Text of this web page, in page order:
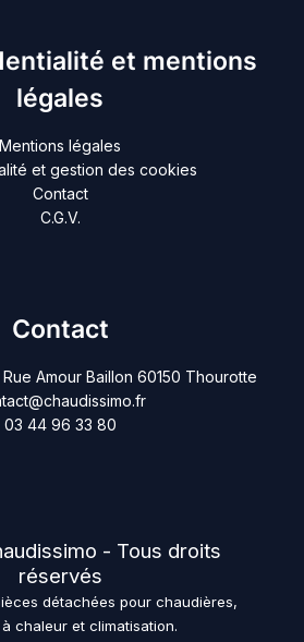
et mentions
légales
Mentions légales
et gestion des cookies
Contact
C.G.V.
Contact
Amour Baillon 60150 Thourotte
03 44 96 33 80
- Tous droits
réservés
détachées pour chaudières,
chaleur et climatisation.